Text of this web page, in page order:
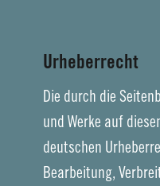
Urheberrecht
Die durch die
und Werke auf
deutschen
Bearbeitung,